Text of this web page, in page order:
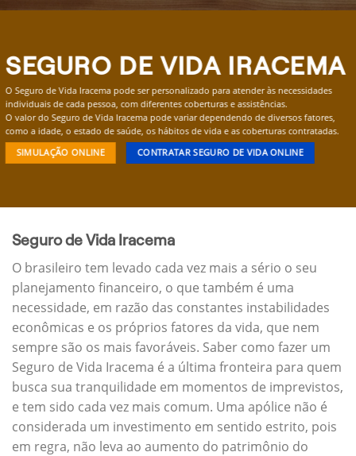
SEGURO DE VIDA IRACEMA
O Seguro de Vida Iracema pode ser personalizado para atender às necessidades
individuais de cada pessoa, com diferentes coberturas e assistências.
O valor do Seguro de Vida Iracema pode variar dependendo de diversos fatores,
como a idade, o estado de saúde, os hábitos de vida e as coberturas contratadas.
SIMULAÇÃO ONLINE CONTRATAR SEGURO DE VIDA ONLINE
Seguro de Vida Iracema
O brasileiro tem levado cada vez mais a sério o seu
planejamento financeiro, o que também é uma
necessidade, em razão das constantes instabilidades
econômicas e os próprios fatores da vida, que nem
sempre são os mais favoráveis. Saber como fazer um
Seguro de Vida Iracema é a última fronteira para quem
busca sua tranquilidade em momentos de imprevistos,
e tem sido cada vez mais comum. Uma apólice não é
considerada um investimento em sentido estrito, pois
em regra, não leva ao aumento do patrimônio do